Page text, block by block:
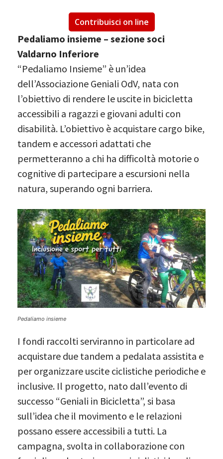
Contribuisci on line
Pedaliamo insieme – sezione soci
Valdarno Inferiore
“Pedaliamo Insieme” è un’idea
dell’Associazione Geniali OdV, nata con
l’obiettivo di rendere le uscite in bicicletta
accessibili a ragazzi e giovani adulti con
disabilità. L’obiettivo è acquistare cargo bike,
tandem e accessori adattati che
permetteranno a chi ha difficoltà motorie o
cognitive di partecipare a escursioni nella
natura, superando ogni barriera.
Pedaliamo insieme
I fondi raccolti serviranno in particolare ad
acquistare due tandem a pedalata assistita e
per organizzare uscite ciclistiche periodiche e
inclusive. Il progetto, nato dall’evento di
successo “Geniali in Bicicletta”, si basa
sull’idea che il movimento e le relazioni
possano essere accessibili a tutti. La
campagna, svolta in collaborazione con